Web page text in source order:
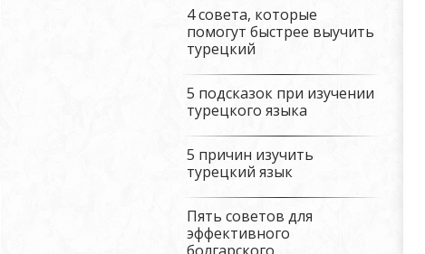
4 совета, которые
помогут быстрее выучить
турецкий
5 подсказок при изучении
турецкого языка
5 причин изучить
турецкий язык
Пять советов для
эффективного